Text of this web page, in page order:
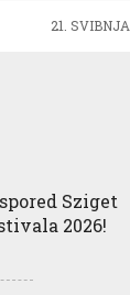
21. SVIBNJA
Sziget
2026!